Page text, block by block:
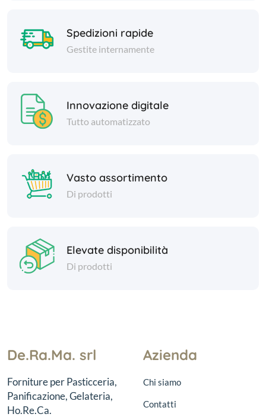
Spedizioni rapide
Gestite internamente
Innovazione digitale
Tutto automatizzato
Vasto assortimento
Di prodotti
Elevate disponibilità
Di prodotti
De.Ra.Ma. srl
Forniture per Pasticceria,
Panificazione, Gelateria,
Ho.Re.Ca.
Azienda
Chi siamo
Contatti